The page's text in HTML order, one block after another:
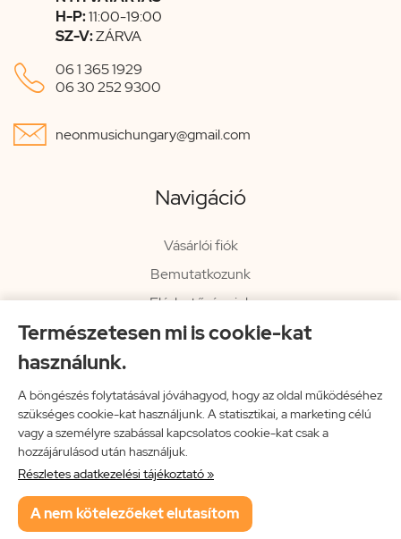
Természetesen mi is cookie-kat
használunk.
A böngészés folytatásával jóváhagyod, hogy az oldal működéséhez
szükséges cookie-kat használjunk. A statisztikai, a marketing célú
vagy a személyre szabással kapcsolatos cookie-kat csak a
hozzájárulásod után használjuk.
Részletes adatkezelési tájékoztató »
A nem kötelezőeket elutasítom
H-P:11:00-19:00
SZ-V:ZÁRVA
 06 1 365 1929
06 30 252 9300
 neonmusichungary@gmail.com
Navigáció
Vásárlói fiók
Bemutatkozunk
Elérhetőségeink
Hírlevél
Impresszum
Vissza a főoldalra
Neon Music Hungary Bt.
ÁSZF
Adatkezelési tájékoztató